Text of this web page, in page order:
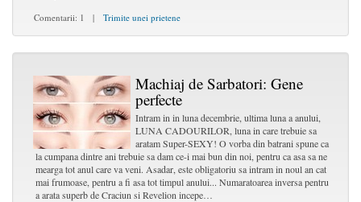
Comentarii: 1 | Trimite unei prietene
Machiaj de Sarbatori: Gene
perfecte
Intram in in luna decembrie, ultima luna a anului,
LUNA CADOURILOR, luna in care trebuie sa
aratam Super-SEXY! O vorba din batrani spune ca
la cumpana dintre ani trebuie sa dam ce-i mai bun din noi, pentru ca asa sa ne
mearga tot anul care va veni. Asadar, este obligatoriu sa intram in noul an cat
mai frumoase, pentru a fi asa tot timpul anului... Numaratoarea inversa pentru
a arata superb de Craciun si Revelion incepe…